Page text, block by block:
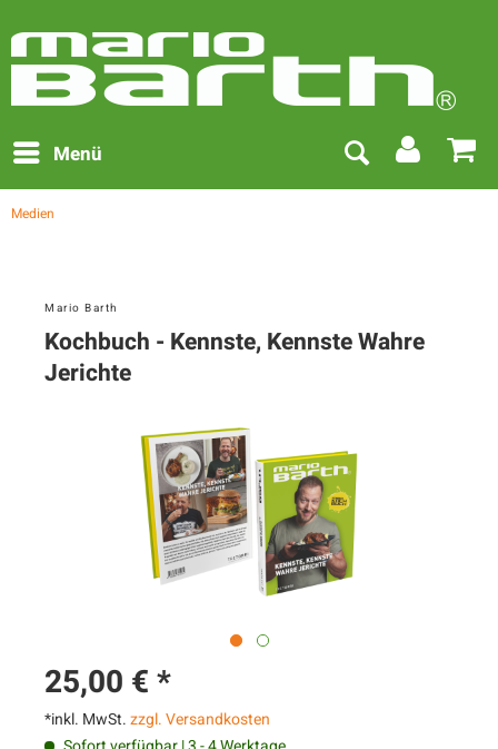
Menü
Medien
Mario Barth
Kochbuch - Kennste, Kennste Wahre
Jerichte
25,00 € *
*inkl. MwSt.zzgl. Versandkosten